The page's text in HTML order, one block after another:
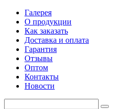
Галерея
О продукции
Как заказать
Доставка и оплата
Гарантия
Отзывы
Оптом
Контакты
Новости